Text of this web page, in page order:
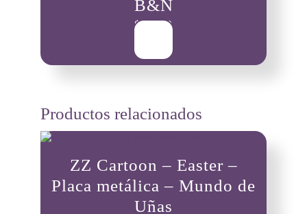
B&N
$3,500
Productos relacionados
ZZ Cartoon – Easter –
Placa metálica – Mundo de
Uñas